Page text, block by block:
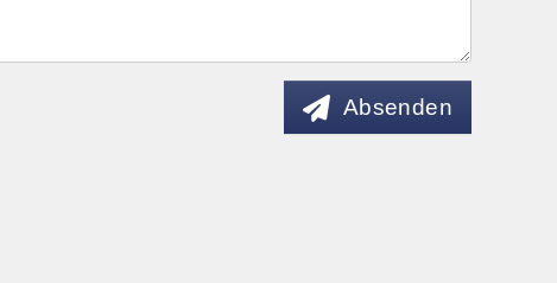
Absenden